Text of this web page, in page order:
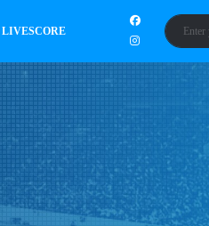
LIVESCORE